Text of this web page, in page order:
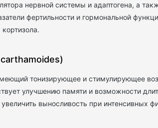
нервной системы и адаптогена, а
фертильности и гормональной
тонизирующее и стимулирующее
улучшению памяти и возможности
выносливость при интенсивных